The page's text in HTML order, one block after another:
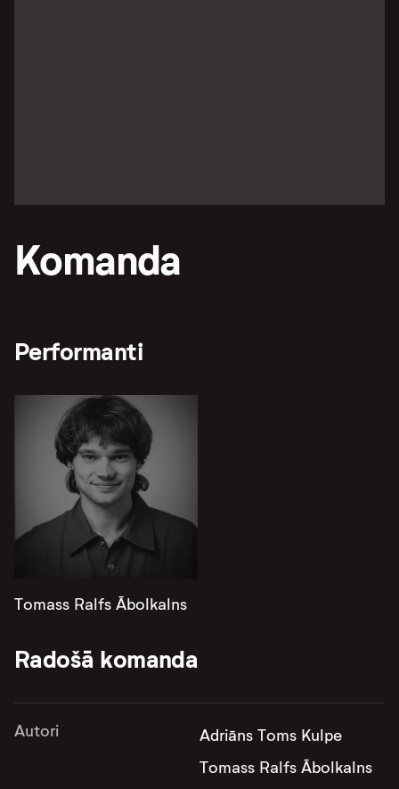
Komanda
Performanti
Tomass Ralfs Ābolkalns
Radošā komanda
Autori
Adriāns Toms Kulpe
Tomass Ralfs Ābolkalns